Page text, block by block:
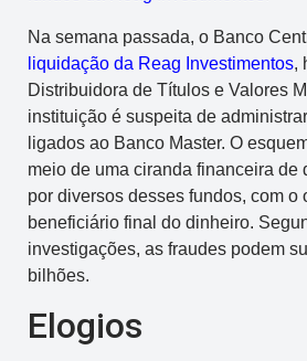
Na semana passada, o Banco
liquidação da Reag Investimentos,
Distribuidora de Títulos e Valores
instituição é suspeita de
ligados ao Banco Master. O
meio de uma ciranda financeira de
por diversos desses fundos, com o
beneficiário final do dinheiro.
investigações, as fraudes podem
bilhões.
Elogios